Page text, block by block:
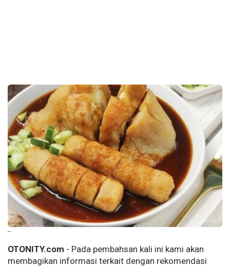
--
OTONITY.com - Pada pembahsan kali ini kami akan
membagikan informasi terkait dengan rekomendasi